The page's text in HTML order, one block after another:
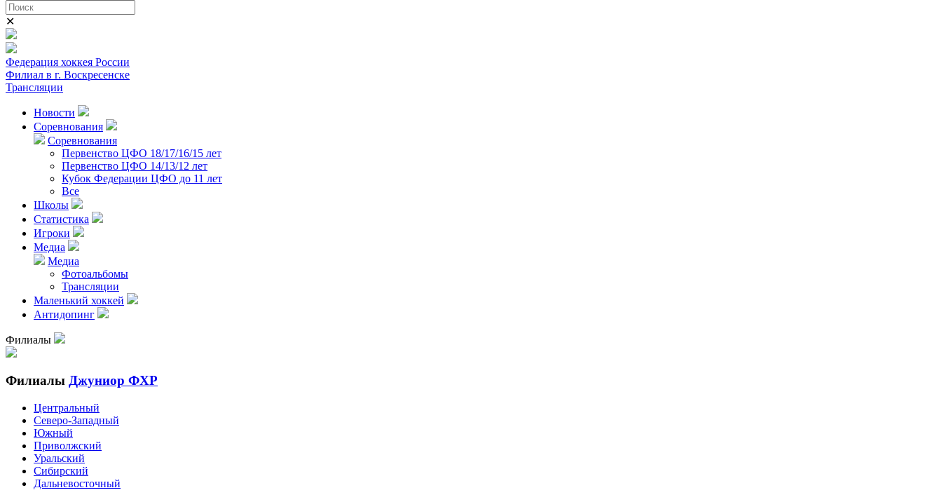
✕
Федерация хоккея России
Филиал в г. Воскресенске
Трансляции
Новости
Соревнования
Соревнования
Первенство ЦФО 18/17/16/15 лет
Первенство ЦФО 14/13/12 лет
Кубок Федерации ЦФО до 11 лет
Все
Школы
Статистика
Игроки
Медиа
Медиа
Фотоальбомы
Трансляции
Маленький хоккей
Антидопинг
Филиалы
Филиалы Джуниор ФХР
Центральный
Северо-Западный
Южный
Приволжский
Уральский
Сибирский
Дальневосточный